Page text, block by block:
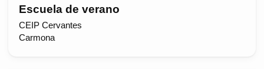
Escuela de verano
CEIP Cervantes
Carmona